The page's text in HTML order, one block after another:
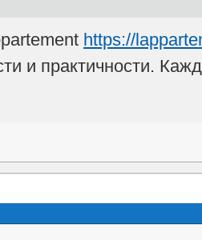
https://
и практичности.